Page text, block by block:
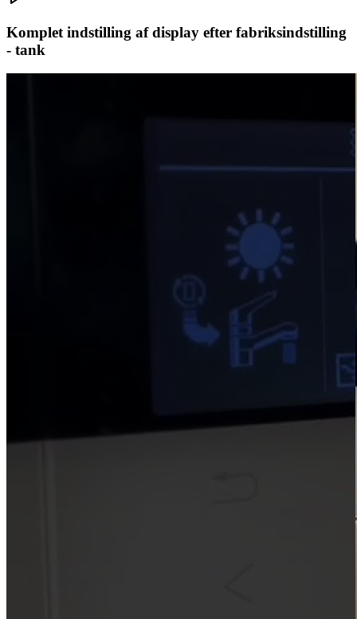
Komplet indstilling af display efter fabriksindstilling
- tank